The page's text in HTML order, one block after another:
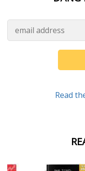
Read